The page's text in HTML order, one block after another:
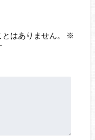
はありません。
※